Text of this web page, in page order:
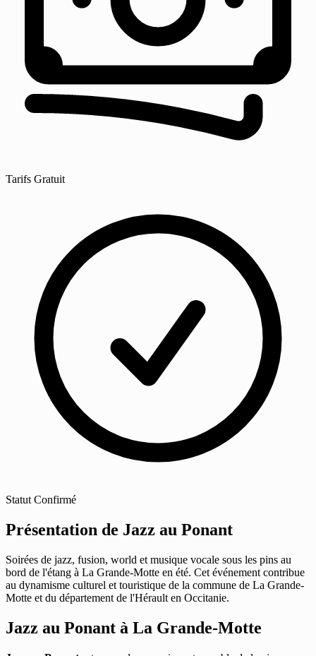
Tarifs Gratuit
Statut Confirmé
Présentation de Jazz au Ponant
Soirées de jazz, fusion, world et musique vocale sous les pins au
bord de l'étang à La Grande-Motte en été. Cet événement contribue
au dynamisme culturel et touristique de la commune de La Grande-
Motte et du département de l'Hérault en Occitanie.
Jazz au Ponant à La Grande-Motte